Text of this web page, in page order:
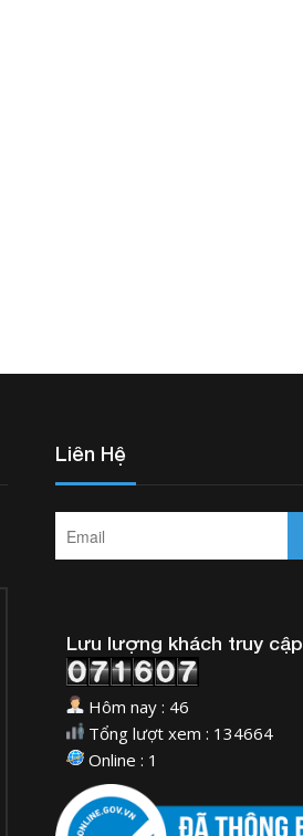
Liên Hệ
Lưu lượng khách truy cập
Hôm nay : 46
Tổng lượt xem : 134664
Online : 1